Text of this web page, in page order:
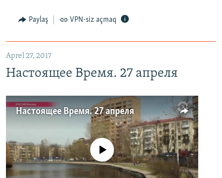
Paylaş VPN-siz açmaq
Aprel 27, 2017
Настоящее Время. 27 апреля
Настоящее Время. 27 апреля
No media source currently available